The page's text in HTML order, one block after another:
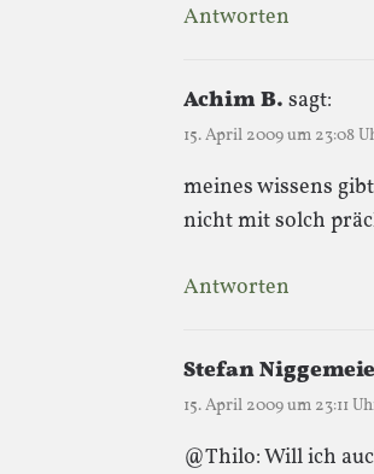
Antworten
Achim B. sagt:
15. April 2009 um 23:08
meines wissens
nicht mit solch
Antworten
Stefan
15. April 2009 um 23:11
@Thilo: Will ich